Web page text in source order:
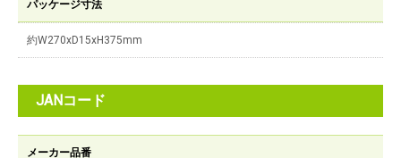
パッケージ寸法
約W270xD15xH375mm
JANコード
メーカー品番